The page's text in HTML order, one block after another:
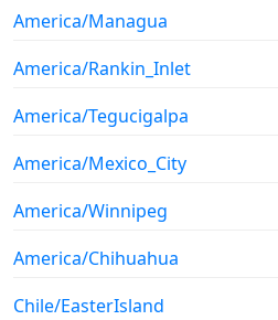
America/Managua
America/Rankin_Inlet
America/Tegucigalpa
America/Mexico_City
America/Winnipeg
America/Chihuahua
Chile/EasterIsland